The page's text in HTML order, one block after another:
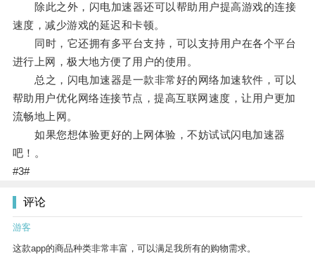
除此之外，闪电加速器还可以帮助用户提高游戏的连接
速度，减少游戏的延迟和卡顿。
同时，它还拥有多平台支持，可以支持用户在各个平台
进行上网，极大地方便了用户的使用。
总之，闪电加速器是一款非常好的网络加速软件，可以
帮助用户优化网络连接节点，提高互联网速度，让用户更加
流畅地上网。
如果您想体验更好的上网体验，不妨试试闪电加速器
吧！。
#3#
评论
游客
这款app的商品种类非常丰富，可以满足我所有的购物需求。